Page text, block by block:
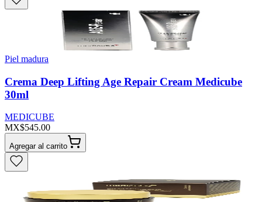
Piel madura
Crema Deep Lifting Age Repair Cream Medicube
30ml
MEDICUBE
MX$545.00
Agregar al carrito